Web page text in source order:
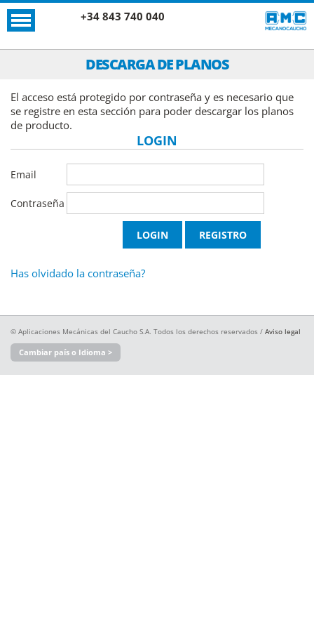
+34 843 740 040
DESCARGA DE PLANOS
El acceso está protegido por contraseña y es necesario que
se registre en esta sección para poder descargar los planos
de producto.
LOGIN
Email
Contraseña
Has olvidado la contraseña?
© Aplicaciones Mecánicas del Caucho S.A. Todos los derechos reservados / Aviso legal
Cambiar país o Idioma >